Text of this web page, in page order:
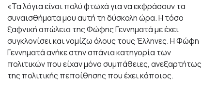
«Τα λόγια είναι πολύ φτωχά για να εκφράσουν τα
συναισθήματα μου αυτή τη δύσκολη ώρα. Η τόσο
ξαφνική απώλεια της Φώφης Γεννηματά με έχει
συγκλονίσει και νομίζω όλους τους Έλληνες. Η Φώφη
Γεννηματά ανήκε στην σπάνια κατηγορία των
πολιτικών που είχαν μόνο συμπάθειες, ανεξαρτήτως
της πολιτικής πεποίθησης που έχει κάποιος.